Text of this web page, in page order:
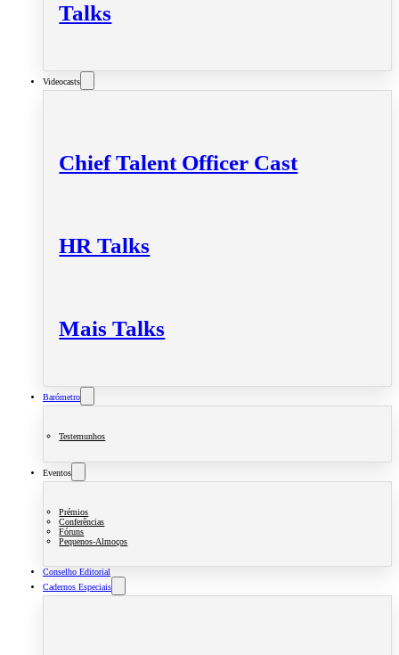
Talks
Videocasts
Chief Talent Officer Cast
HR Talks
Mais Talks
Barómetro
Testemunhos
Eventos
Prémios
Conferências
Fóruns
Pequenos-Almoços
Conselho Editorial
Cadernos Especiais